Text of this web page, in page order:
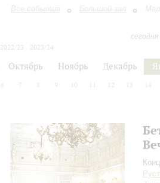
Все события Большой зал
2022/23
2023/24
Октябрь Ноябрь Декабрь
6 7 8 9 10 12 13 14